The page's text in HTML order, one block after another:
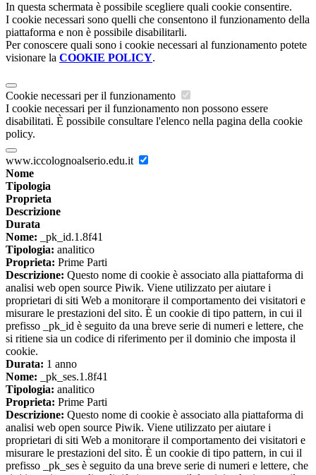
In questa schermata è possibile scegliere quali cookie consentire.
I cookie necessari sono quelli che consentono il funzionamento della
piattaforma e non è possibile disabilitarli.
Per conoscere quali sono i cookie necessari al funzionamento potete
visionare la COOKIE POLICY.
Cookie necessari per il funzionamento
I cookie necessari per il funzionamento non possono essere
disabilitati. È possibile consultare l'elenco nella pagina della cookie
policy.
www.iccolognoalserio.edu.it
Nome
Tipologia
Proprieta
Descrizione
Durata
Nome: _pk_id.1.8f41
Tipologia: analitico
Proprieta: Prime Parti
Descrizione: Questo nome di cookie è associato alla piattaforma di
analisi web open source Piwik. Viene utilizzato per aiutare i
proprietari di siti Web a monitorare il comportamento dei visitatori e
misurare le prestazioni del sito. È un cookie di tipo pattern, in cui il
prefisso _pk_id è seguito da una breve serie di numeri e lettere, che
si ritiene sia un codice di riferimento per il dominio che imposta il
cookie.
Durata: 1 anno
Nome: _pk_ses.1.8f41
Tipologia: analitico
Proprieta: Prime Parti
Descrizione: Questo nome di cookie è associato alla piattaforma di
analisi web open source Piwik. Viene utilizzato per aiutare i
proprietari di siti Web a monitorare il comportamento dei visitatori e
misurare le prestazioni del sito. È un cookie di tipo pattern, in cui il
prefisso _pk_ses è seguito da una breve serie di numeri e lettere, che